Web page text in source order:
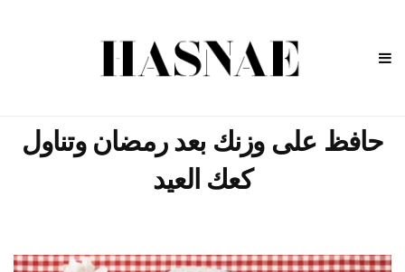
حافظ على وزنك بعد رمضان وتناول
كعك العيد